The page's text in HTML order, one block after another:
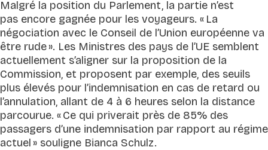
Malgré la position du Parlement, la partie n’est
pas encore gagnée pour les voyageurs. « La
négociation avec le Conseil de l’Union européenne va
être rude». Les Ministres des pays de l’UE semblent
actuellement s’aligner sur la proposition de la
Commission, et proposent par exemple, des seuils
plus élevés pour l’indemnisation en cas de retard ou
l’annulation, allant de 4 à 6 heures selon la distance
parcourue. «Ce qui priverait près de 85% des
passagers d’une indemnisation par rapport au régime
actuel » souligne Bianca Schulz.